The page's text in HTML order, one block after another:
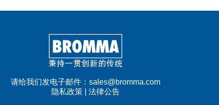
请给我们发电子邮件：sales@bromma.com
隐私政策 |法律公告